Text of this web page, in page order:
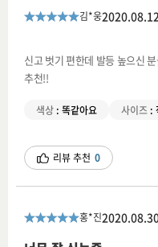
김*웅
신고 벗기 편한데 발등 높으신
추천!!
색상 : 똑같아요 사이즈 :
리뷰 추천 0
홍*진